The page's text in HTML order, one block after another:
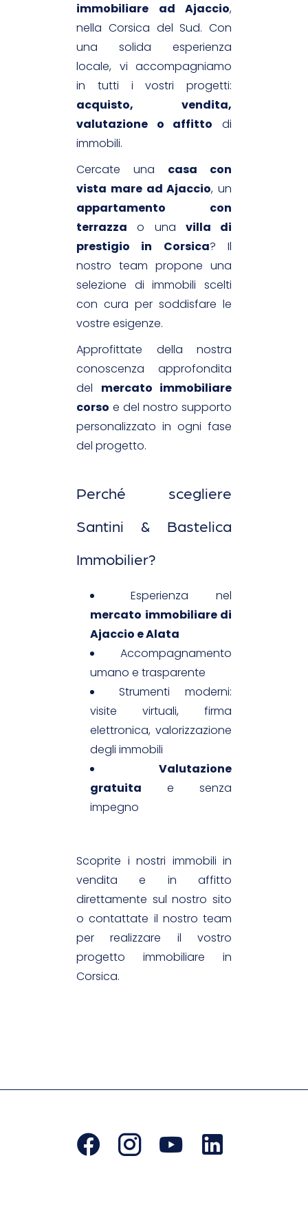
immobiliare ad Ajaccio,
nella Corsica del Sud. Con
una solida esperienza
locale, vi accompagniamo
in tutti i vostri progetti:
acquisto, vendita,
valutazione o affitto di
immobili.
Cercate una casa con
vista mare ad Ajaccio, un
appartamento con
terrazza o una villa di
prestigio in Corsica? Il
nostro team propone una
selezione di immobili scelti
con cura per soddisfare le
vostre esigenze.
Approfittate della nostra
conoscenza approfondita
del mercato immobiliare
corso e del nostro supporto
personalizzato in ogni fase
del progetto.
Perché scegliere
Santini & Bastelica
Immobilier?
Esperienza nel
mercato immobiliare di
Ajaccio e Alata
Accompagnamento
umano e trasparente
Strumenti moderni:
visite virtuali, firma
elettronica, valorizzazione
degli immobili
Valutazione
gratuita e senza
impegno
Scoprite i nostri immobili in
vendita e in affitto
direttamente sul nostro sito
o contattate il nostro team
per realizzare il vostro
progetto immobiliare in
Corsica.